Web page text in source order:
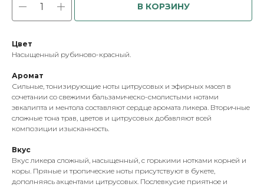
В КОРЗИНУ
Цвет
Насыщенный рубиново-красный.
Аромат
Сильные, тонизирующие ноты цитрусовых и эфирных масел в
сочетании со свежими бальзамическо-смолистыми нотами
эвкалипта и ментола составляют сердце аромата ликера. Вторичные
сложные тона трав, цветов и цитрусовых добавляют всей
композиции изысканность.
Вкус
Вкус ликера сложный, насыщенный, с горькими нотками корней и
коры. Пряные и тропические ноты присутствуют в букете,
дополняясь акцентами цитрусовых. Послевкусие приятное и